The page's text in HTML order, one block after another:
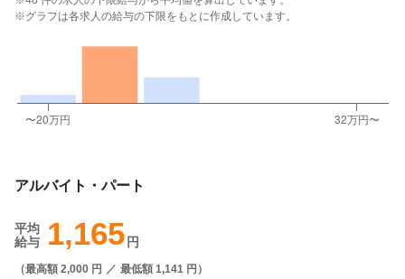
※グラフは各求人の給与の下限をもとに作成しています。
アルバイト・パート
平均
給与
1,165円
（最高額 2,000 円 ／ 最低額 1,141 円 ）